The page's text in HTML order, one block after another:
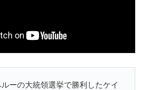
ーの大統領選挙で勝利したケイ